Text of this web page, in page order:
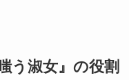
う淑女』の役割